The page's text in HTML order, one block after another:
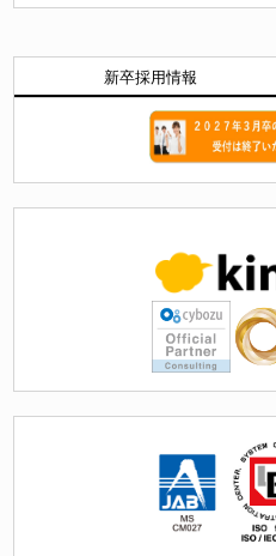
新卒採用情報